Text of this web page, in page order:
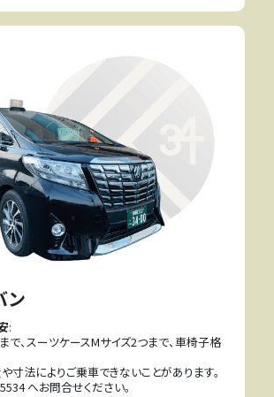
ン
:
で、スーツケースMサイズ2つまで、車椅子格
法によりご乗車できないことがあります。
へお問合せください。